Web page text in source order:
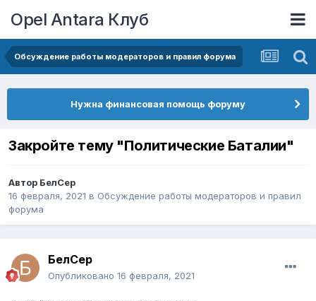
Opel Antara Клуб
Обсуждение работы модераторов и правил форума
Нужна финансовая помощь форуму
Закройте тему "Политические Баталии"
Автор БелСер
16 февраля, 2021 в Обсуждение работы модераторов и правил
форума
БелСер
Опубликовано 16 февраля, 2021